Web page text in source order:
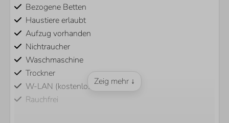
Bezogene Betten
Haustiere erlaubt
Aufzug vorhanden
Nichtraucher
Waschmaschine
Trockner
W-LAN (kostenlos)
Rauchfrei
Zeig mehr ↓